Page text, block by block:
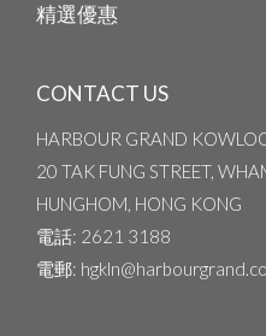
精選優惠
CONTACT US
HARBOUR GRAND
20 TAK FUNG STREET,
HUNGHOM, HONG KONG
電話: 2621 3188
電郵: